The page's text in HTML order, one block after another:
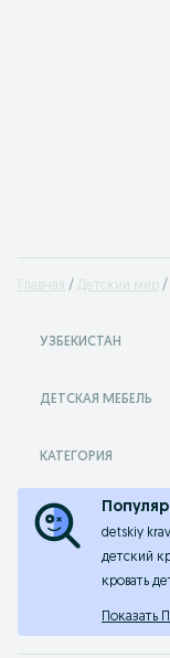
Главная Детский мир
УЗБЕКИСТАН
ДЕТСКАЯ МЕБЕЛЬ
КАТЕГОРИЯ
detskiy
детский
кровать
Показать